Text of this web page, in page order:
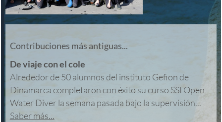
Contribuciones más antiguas...
De viaje con el cole
Alrededor de 50 alumnos del instituto Gefion de
Dinamarca completaron con éxito su curso SSI Open
Water Diver la semana pasada bajo la supervisión...
Saber más...